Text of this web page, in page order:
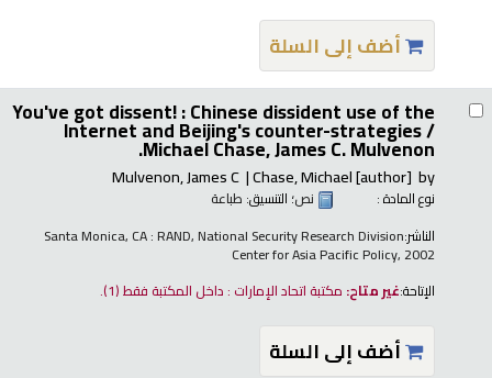
أضف إلى السلة
You've got dissent! : Chinese dissident use of the
Internet and Beijing's counter-strategies /
Michael Chase, James C. Mulvenon.
by
Chase, Michael[author]
Mulvenon, James C
نوع المادة : نص؛ التنسيق: طباعة
الناشر:Santa Monica, CA : RAND, National Security Research Division
Center for Asia Pacific Policy, 2002
الإتاحة:غير متاح: مكتبة اتحاد الإمارات : داخل المكتبة فقط(1).
أضف إلى السلة